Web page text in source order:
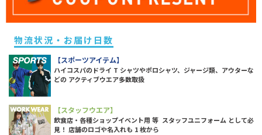
物流状況・お届け日数
【スポーツアイテム】
ハイコスパのドライ T シャツやポロシャツ、ジャージ類、アウターな
どの アクティブウエア多数取扱
【スタッフウエア】
飲食店・各種ショップイベント用 等 スタッフユニフォーム として必
見！ 店舗のロゴや名入れも 1 枚から